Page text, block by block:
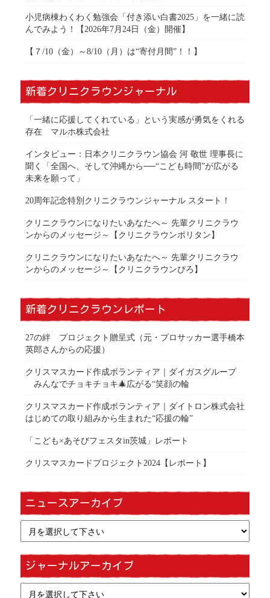
小児病棟わくわく勉強会「付き添い白書2025」を一緒に読
んでみよう！【2026年7月24日（金）開催】
【７/10（金）～8/10（月）は“寄付月間”！！】
新着クリニクラウンジャーナル
「一緒に応援してくれている」という実感が勇気をくれる
存在 マルホ株式会社
インタビュー：日本クリニクラウン協会 河 敬世 理事長に
聞く「全国へ、そして沖縄から──“こども時間”が広がる
未来を願って」
20周年記念特別クリニクラウンジャーナル スタート！
クリニクラウンになりたいあなたへ～ 先輩クリニクラウ
ンからのメッセージ～【クリニクラウンポリタン】
クリニクラウンになりたいあなたへ～ 先輩クリニクラウ
ンからのメッセージ～【クリニクラウンぴろ】
新着クリニクラウンレポート
27の絆 プロジェクト贈呈式（元・プロサッカー選手橋本
英郎さんからの応援）
クリスマスカード作成ボランティア｜ダイガスグループ
みんなでチョキチョキ🎄広がる“笑顔の輪
クリスマスカード作成ボランティア｜ダイトロン株式会社
はじめての取り組みから生まれた“応援の輪”
「こども×あそびフェスタin茨城」レポート
クリスマスカードプロジェクト2024【レポート】
ニュースアーカイブ
ジャーナルアーカイブ